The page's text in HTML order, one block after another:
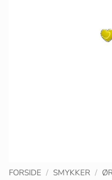
FORSIDE / SMYKKER /